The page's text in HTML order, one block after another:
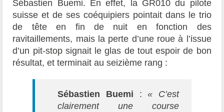
Sébastien Buemi. En effet, la GR010 du pilote
suisse et de ses coéquipiers pointait dans le trio
de tête en fin de nuit en fonction des
ravitaillements, mais la perte d’une roue à l’issue
d’un pit-stop signait le glas de tout espoir de bon
résultat, et terminait au seizième rang :
Sébastien Buemi :« C’est
clairement une course